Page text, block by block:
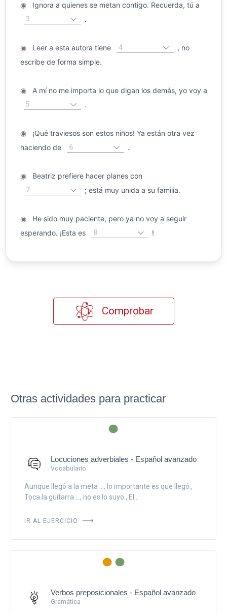
◉Ignora a quienes se metan contigo. Recuerda, tú a
3 .
◉Leer a esta autora tiene 4
, no
escribe de forma simple.
◉A mí no me importa lo que digan los demás, yo voy a
5 .
◉¡Qué traviesos son estos niños! Ya están otra vez
haciendo de
6 .
◉Beatriz prefiere hacer planes con
7 ; está muy unida a su familia.
◉He sido muy paciente, pero ya no voy a seguir
esperando. ¡Esta es
8 !
Comprobar
Otras actividades para practicar
Locuciones adverbiales - Español avanzado
Vocabulario
Aunque llegó a la meta ..., lo importante es que llegó.,
Toca la guitarra ..., no es lo suyo., El...
IR AL EJERCICIO
Verbos preposicionales - Español avanzado
Gramática